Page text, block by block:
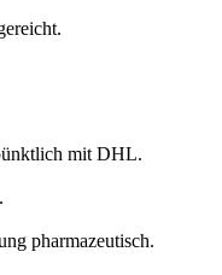
mit DHL.
.
pharmazeutisch.